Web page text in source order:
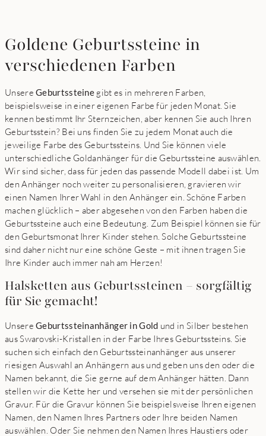
Goldene Geburtssteine in
verschiedenen Farben
UnsereGeburtssteine gibt es in mehreren Farben,
beispielsweise in einer eigenen Farbe für jeden Monat. Sie
kennen bestimmt Ihr Sternzeichen, aber kennen Sie auch Ihren
Geburtsstein? Bei uns finden Sie zu jedem Monat auch die
jeweilige Farbe des Geburtssteins. Und Sie können viele
unterschiedliche Goldanhänger für die Geburtssteine auswählen.
Wir sind sicher, dass für jeden das passende Modell dabei ist. Um
den Anhänger noch weiter zu personalisieren, gravieren wir
einen Namen Ihrer Wahl in den Anhänger ein. Schöne Farben
machen glücklich – aber abgesehen von den Farben haben die
Geburtssteine auch eine Bedeutung. Zum Beispiel können sie für
den Geburtsmonat Ihrer Kinder stehen. Solche Geburtssteine
sind daher nicht nur eine schöne Geste – mit ihnen tragen Sie
Ihre Kinder auch immer nah am Herzen!
Halsketten aus Geburtssteinen – sorgfältig
für Sie gemacht!
UnsereGeburtssteinanhänger in Gold und in Silber bestehen
aus Swarovski-Kristallen in der Farbe Ihres Geburtssteins. Sie
suchen sich einfach den Geburtssteinanhänger aus unserer
riesigen Auswahl an Anhängern aus und geben uns den oder die
Namen bekannt, die Sie gerne auf dem Anhänger hätten. Dann
stellen wir die Kette her und versehen sie mit der persönlichen
Gravur. Für die Gravur können Sie beispielsweise Ihren eigenen
Namen, den Namen Ihres Partners oder Ihre beiden Namen
auswählen. Oder Sie nehmen den Namen Ihres Haustiers oder